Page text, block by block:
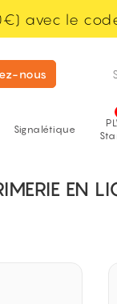
avec le
nous
Signalétique
EN